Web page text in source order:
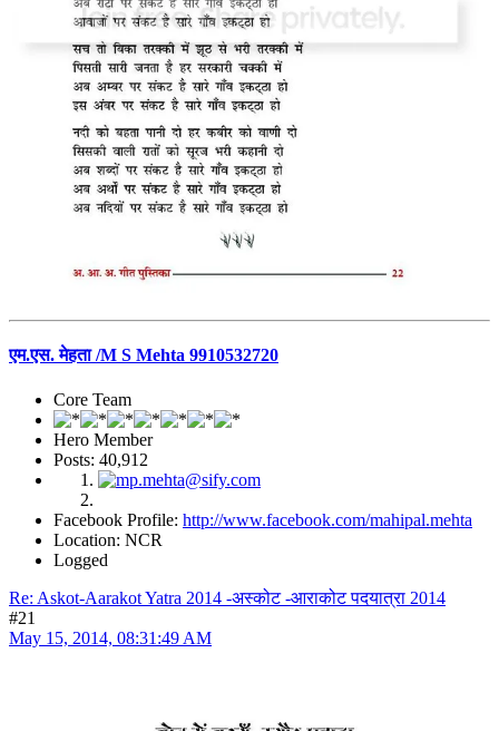
एम.एस. मेहता /M S Mehta 9910532720
Core Team
Hero Member
Posts: 40,912
Facebook Profile: http://www.facebook.com/mahipal.mehta
Location: NCR
Logged
Re: Askot-Aarakot Yatra 2014 -अस्कोट -आराकोट पदयात्रा 2014
#21
May 15, 2014, 08:31:49 AM